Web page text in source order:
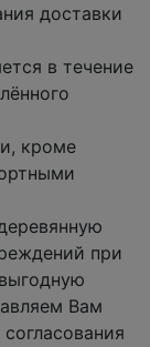
доставки
в течение
кроме
при
Вам